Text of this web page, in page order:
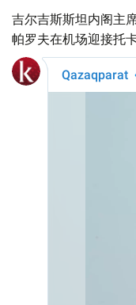
吉尔吉斯斯坦内阁主
帕罗夫在机场迎接托